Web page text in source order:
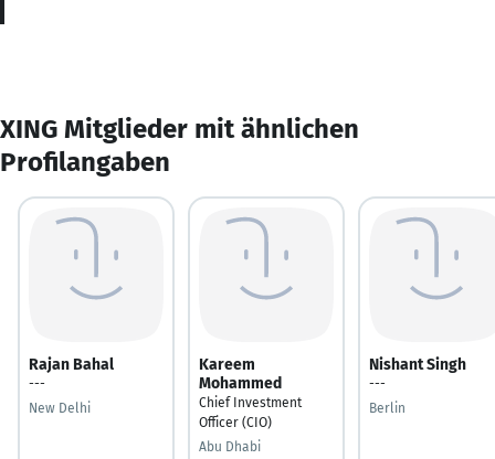
XING Mitglieder mit ähnlichen
Profilangaben
Rajan Bahal
---
New Delhi
Kareem
Mohammed
Chief Investment
Officer (CIO)
Abu Dhabi
Nishant Singh
---
Berlin